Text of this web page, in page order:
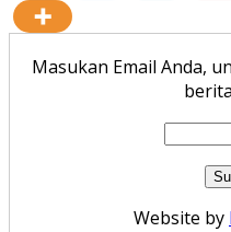
Masukan Email Anda,
Website by